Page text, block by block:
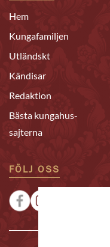
Hem
Kungafamiljen
Utländskt
Kändisar
Redaktion
Bästa kungahus-
sajterna
FÖLJ OSS